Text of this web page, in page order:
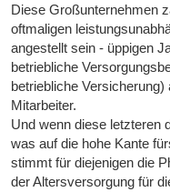
Diese Großunternehmen
oftmaligen
angestellt sein - üppigen
betriebliche
betriebliche
Mitarbeiter.
Und wenn diese letzteren
was auf die hohe Kante
stimmt für diejenigen die
der Altersversorgung für